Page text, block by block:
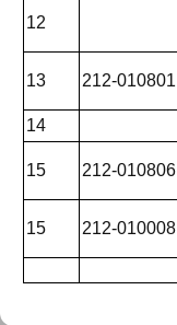
12
13 212-010801
14
15 212-010806
15 212-010008